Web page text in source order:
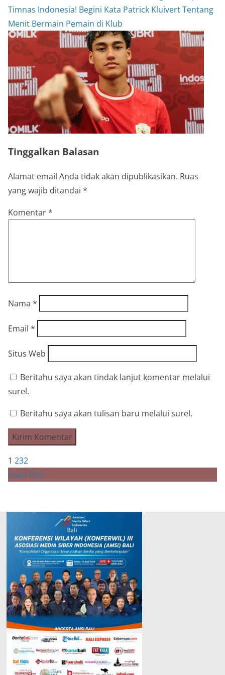
Timnas Indonesia! Begini Kata Patrick Kluivert Tentang
Menit Bermain Pemain di Klub
Tinggalkan Balasan
Alamat email Anda tidak akan dipublikasikan. Ruas
yang wajib ditandai *
Komentar*
Nama *
Email *
Situs Web
Beritahu saya akan tindak lanjut komentar melalui
surel.
Beritahu saya akan tulisan baru melalui surel.
1 232
Load Post